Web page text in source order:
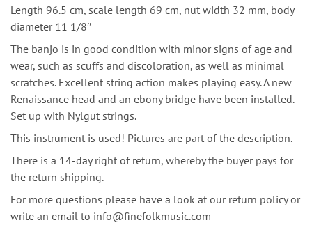
Length 96.5 cm, scale length 69 cm, nut width 32 mm, body
diameter 11 1/8″
The banjo is in good condition with minor signs of age and
wear, such as scuffs and discoloration, as well as minimal
scratches. Excellent string action makes playing easy. A new
Renaissance head and an ebony bridge have been installed.
Set up with Nylgut strings.
This instrument is used! Pictures are part of the description.
There is a 14-day right of return, whereby the buyer pays for
the return shipping.
For more questions please have a look at our return policy or
write an email to info@finefolkmusic.com